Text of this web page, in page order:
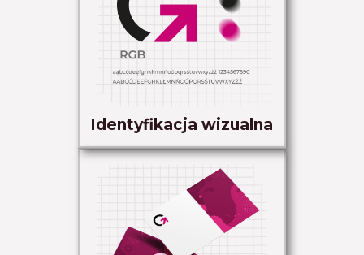
Identyfikacja wizualna